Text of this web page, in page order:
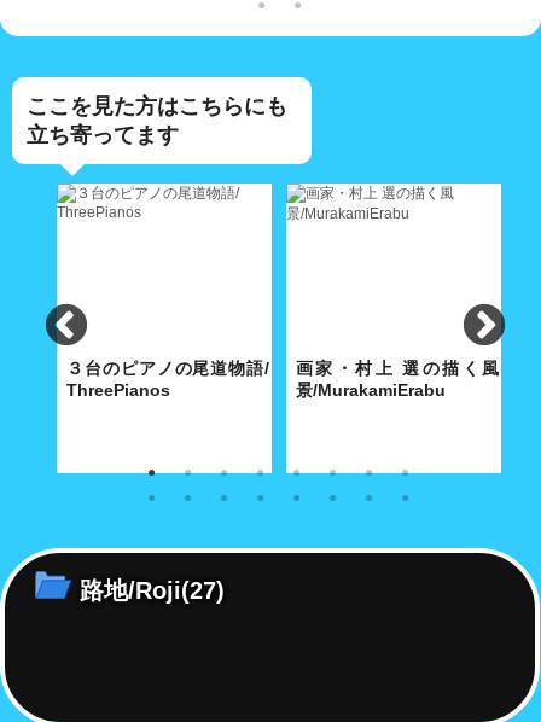
ここを見た方はこちらにも
立ち寄ってます
３台のピアノの尾道物語/
ThreePianos
歴史都市・尾道にふさわしい3
画家・村上 選の描く風
景/MurakamiErabu
特徴ある白の色使いと温もりの
ける。
路地/Roji(27)